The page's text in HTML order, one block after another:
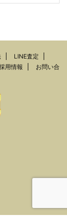
LINE査定
用情報
お問い合